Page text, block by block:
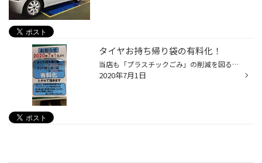
タイヤお持ち帰り袋の有料化！
当店も「プラスチックごみ」の削減を図る為、タイヤ持ち帰り袋、ナット持ち帰り袋が 有料化となります。「プラスチックごみ」削減のため再利用に御協力をお願いします。
2020年7月1日